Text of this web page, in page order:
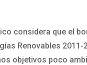
considera que el
Renovables 2011-
objetivos poco